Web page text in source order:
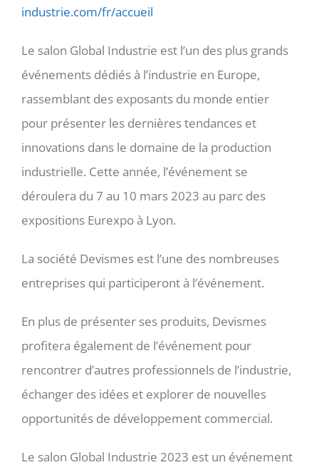
industrie.com/fr/accueil
Le salon Global Industrie est l’un des plus grands
événements dédiés à l’industrie en Europe,
rassemblant des exposants du monde entier
pour présenter les dernières tendances et
innovations dans le domaine de la production
industrielle. Cette année, l’événement se
déroulera du 7 au 10 mars 2023 au parc des
expositions Eurexpo à Lyon.
La société Devismes est l’une des nombreuses
entreprises qui participeront à l’événement.
En plus de présenter ses produits, Devismes
profitera également de l’événement pour
rencontrer d’autres professionnels de l’industrie,
échanger des idées et explorer de nouvelles
opportunités de développement commercial.
Le salon Global Industrie 2023 est un événement